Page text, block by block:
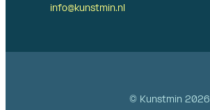
info@kunstmin.nl
© Kunstmin 2026